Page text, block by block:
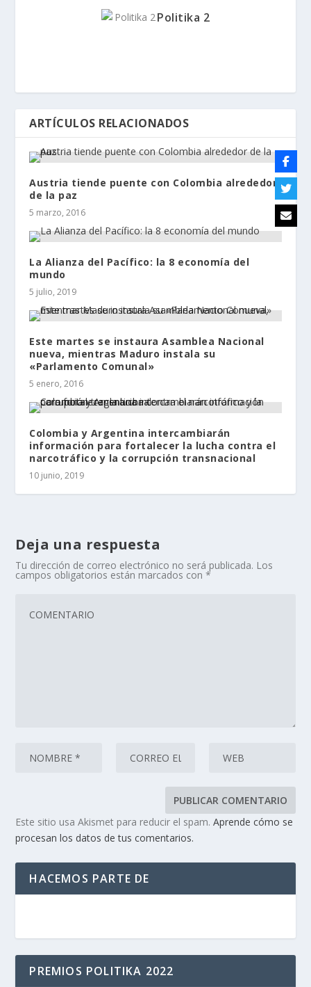
Politika 2
ARTÍCULOS RELACIONADOS
Austria tiende puente con Colombia alrededor
de la paz
5 marzo, 2016
La Alianza del Pacífico: la 8 economía del
mundo
5 julio, 2019
Este martes se instaura Asamblea Nacional
nueva, mientras Maduro instala su
«Parlamento Comunal»
5 enero, 2016
Colombia y Argentina intercambiarán
información para fortalecer la lucha contra el
narcotráfico y la corrupción transnacional
10 junio, 2019
Deja una respuesta
Tu dirección de correo electrónico no será publicada. Los
campos obligatorios están marcados con*
Este sitio usa Akismet para reducir el spam.Aprende cómo se
procesan los datos de tus comentarios.
HACEMOS PARTE DE
PREMIOS POLITIKA 2022